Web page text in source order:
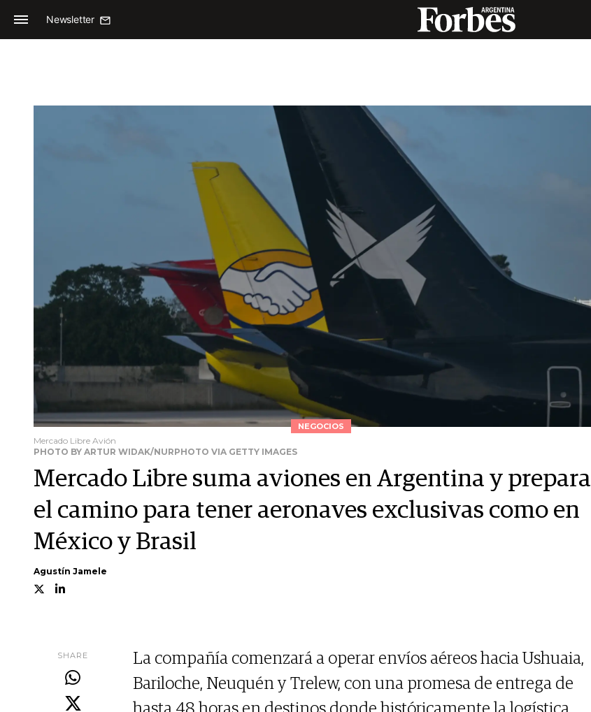
Newsletter
NEGOCIOS
Mercado Libre Avión
PHOTO BY ARTUR WIDAK/NURPHOTO VIA GETTY IMAGES
Mercado Libre suma aviones en Argentina y prepara
el camino para tener aeronaves exclusivas como en
México y Brasil
Agustín Jamele
SHARE
La compañía comenzará a operar envíos aéreos hacia Ushuaia,
Bariloche, Neuquén y Trelew, con una promesa de entrega de